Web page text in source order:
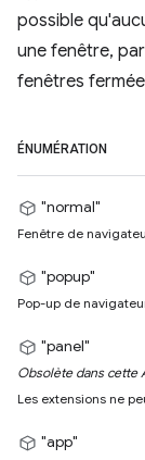
possible
une fenêtre,
fenêtres
ÉNUMÉRATION
"normal"
Fenêtre de
"popup"
Pop-up de
"panel"
Obsolète dans cette
Les extensions ne
"app"